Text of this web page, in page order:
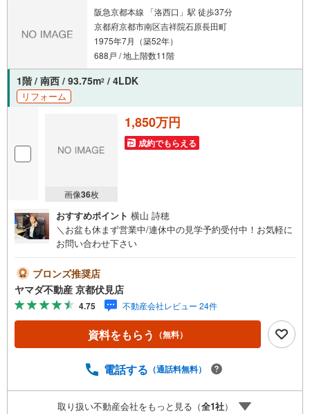
阪急京都本線 「洛西口」駅 徒歩37分
京都府京都市南区吉祥院石原長田町
1975年7月（築52年）
688戸 / 地上階数11階
1階 / 南西 / 93.75m2 / 4LDK
リフォーム
画像36枚
1,850万円
成約でもらえる
おすすめポイント 横山 詩穂
＼お盆も休まず営業中/連休中の見学予約受付中！お気軽に
お問い合わせ下さい
ブロンズ推奨店
ヤマダ不動産 京都伏見店
4.75 不動産会社レビュー 24件
資料をもらう （無料）
電話する （通話料無料）
取り扱い不動産会社をもっと見る（全1社）